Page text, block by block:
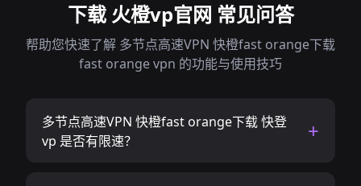
下载 火橙vp官网 常见问答
帮助您快速了解 多节点高速VPN 快橙fast orange下载
fast orange vpn 的功能与使用技巧
多节点高速VPN 快橙fast orange下载 快登
vp 是否有限速？